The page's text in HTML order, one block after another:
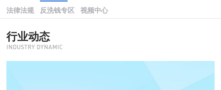
法律法规
反洗钱专区 视频中心
行业动态
INDUSTRY DYNAMIC